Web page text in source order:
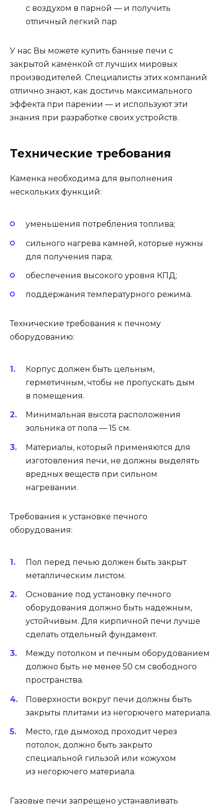
с воздухом в парной — и получить
отличный легкий пар
У нас Вы можете купить банные печи с
закрытой каменкой от лучших мировых
производителей. Специалисты этих компаний
отлично знают, как достичь максимального
эффекта при парении — и используют эти
знания при разработке своих устройств.
Технические требования
Каменка необходима для выполнения
нескольких функций:
уменьшения потребления топлива;
сильного нагрева камней, которые нужны
для получения пара;
обеспечения высокого уровня КПД;
поддержания температурного режима.
Технические требования к печному
оборудованию:
Корпус должен быть цельным,
герметичным, чтобы не пропускать дым
в помещения.
Минимальная высота расположения
зольника от пола — 15 см.
Материалы, который применяются для
изготовления печи, не должны выделять
вредных веществ при сильном
нагревании.
Требования к установке печного
оборудования:
Пол перед печью должен быть закрыт
металлическим листом.
Основание под установку печного
оборудования должно быть надежным,
устойчивым. Для кирпичной печи лучше
сделать отдельный фундамент.
Между потолком и печным оборудованием
должно быть не менее 50 см свободного
пространства.
Поверхности вокруг печи должны быть
закрыты плитами из негорючего материала.
Место, где дымоход проходит через
потолок, должно быть закрыто
специальной гильзой или кожухом
из негорючего материала.
Газовые печи запрещено устанавливать